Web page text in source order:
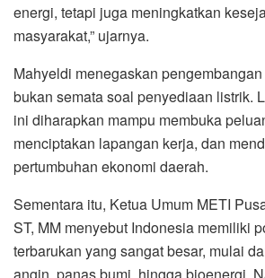
energi, tetapi juga meningkatkan
masyarakat,” ujarnya.
Mahyeldi menegaskan
bukan semata soal penyediaan listrik.
ini diharapkan mampu membuka
menciptakan lapangan kerja, dan
pertumbuhan ekonomi daerah.
Sementara itu, Ketua Umum METI
ST, MM menyebut Indonesia memiliki
terbarukan yang sangat besar, mulai